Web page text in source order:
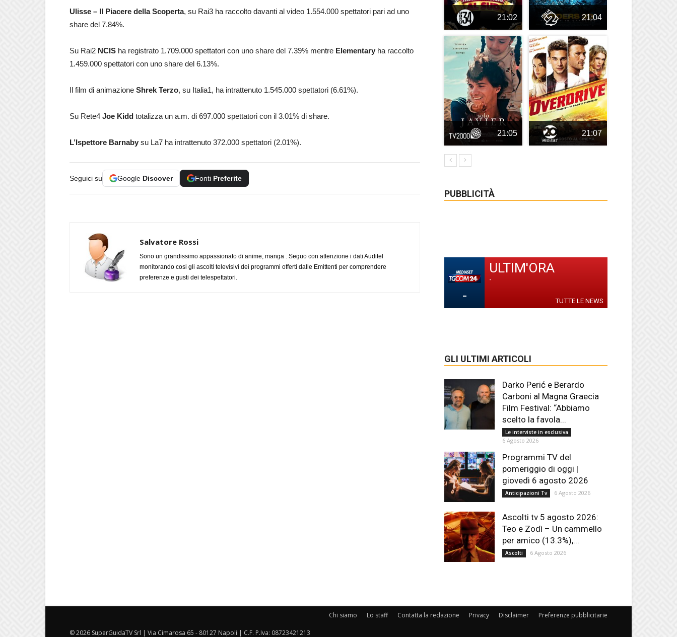
Ulisse – Il Piacere della Scoperta, su Rai3 ha raccolto davanti al video 1.554.000 spettatori pari ad uno
share del 7.84%.
Su Rai2 NCIS ha registrato 1.709.000 spettatori con uno share del 7.39% mentre Elementary ha raccolto
1.459.000 spettatori con uno share del 6.13%.
Il film di animazione Shrek Terzo, su Italia1, ha intrattenuto 1.545.000 spettatori (6.61%).
Su Rete4 Joe Kidd totalizza un a.m. di 697.000 spettatori con il 3.01% di share.
L’Ispettore Barnaby su La7 ha intrattenuto 372.000 spettatori (2.01%).
Seguici su Google Discover Fonti Preferite
Salvatore Rossi
Sono un grandissimo appassionato di anime, manga . Seguo con attenzione i dati Auditel
monitorando cosi gli ascolti televisivi dei programmi offerti dalle Emittenti per comprendere
preferenze e gusti dei telespettatori.
21:02 21:04
21:05 21:07
PUBBLICITÀ
-
ULTIM'ORA
-
TUTTE LE NEWS
GLI ULTIMI ARTICOLI
Darko Perić e Berardo
Carboni al Magna Graecia
Film Festival: “Abbiamo
scelto la favola...
Le interviste in esclusiva
6 Agosto 2026
Programmi TV del
pomeriggio di oggi |
giovedì 6 agosto 2026
Anticipazioni Tv 6 Agosto 2026
Ascolti tv 5 agosto 2026:
Teo e Zodì – Un cammello
per amico (13.3%),...
Ascolti 6 Agosto 2026
Chi siamo Lo staff Contatta la redazione Privacy Disclaimer Preferenze pubblicitarie
© 2026 SuperGuidaTV Srl | Via Cimarosa 65 - 80127 Napoli | C.F. P.Iva: 08723421213